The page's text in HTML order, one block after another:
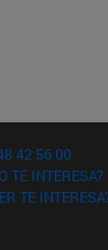
42 56 00
TE INTERESA?
TE